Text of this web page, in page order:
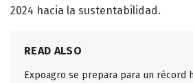
2024 hacia la sustentabilidad.
READ ALSO
Expoagro se prepara para un récord